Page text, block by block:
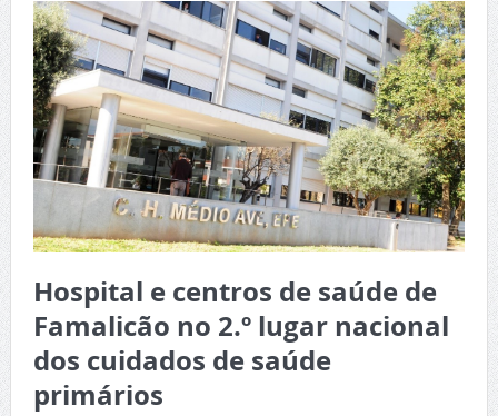
Hospital e centros de saúde de
Famalicão no 2.º lugar nacional
dos cuidados de saúde
primários